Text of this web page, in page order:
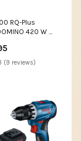
RQ-Plus
420 W 4
(9 reviews)